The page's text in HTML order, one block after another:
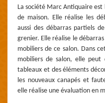
La société Marc Antiquaire
de maison. Elle réalise les
aussi des débarras partiels
grenier. Elle réalise le
mobiliers de ce salon. Dans
mobiliers de salon, elle peut
tableaux et des éléments
les nouveaux canapés et
elle réalise une évaluation en